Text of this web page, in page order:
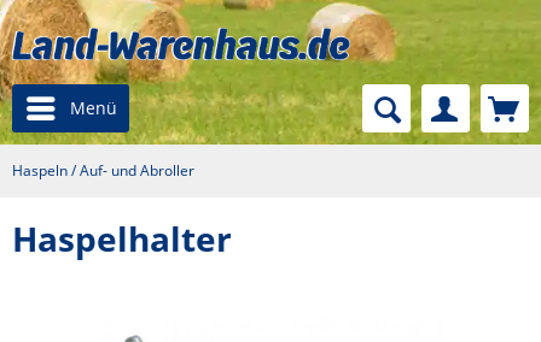
Menü
Haspeln / Auf- und Abroller
Haspelhalter